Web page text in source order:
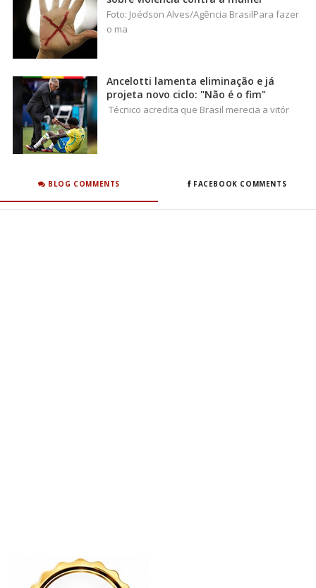
Foto: Joédson Alves/Agência BrasilPara fazer
o ma
Ancelotti lamenta eliminação e já
projeta novo ciclo: "Não é o fim"
Técnico acredita que Brasil merecia a vitór
BLOG COMMENTS FACEBOOK COMMENTS